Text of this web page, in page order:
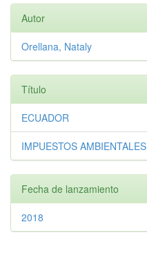
Autor
Orellana, Nataly
Título
ECUADOR
IMPUESTOS AMBIENTALES
Fecha de lanzamiento
2018